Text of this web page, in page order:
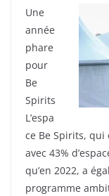
Une
année
phare
pour
Be
Spirits
L’espa
ce Be Spirits,
avec 43%
qu’en 2022, a
programme